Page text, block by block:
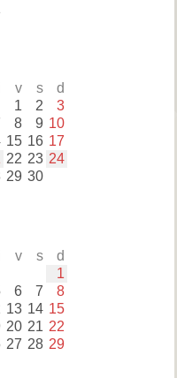
v s d
1 2 3
8 9 10
15 16 17
22 23 24
29 30
v s d
1
6 7 8
13 14 15
20 21 22
27 28 29